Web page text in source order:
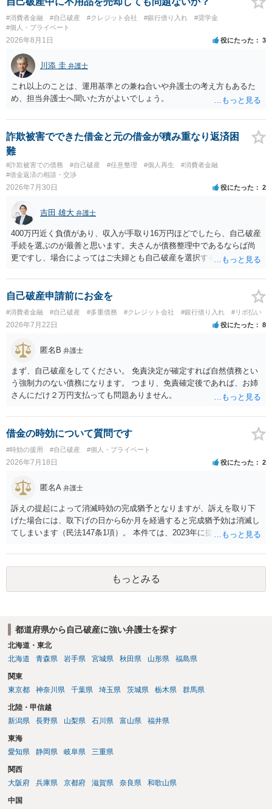
#消費者金融 #自己破産 #クレジット会社 #銀行借り入れ
#奨学金
#個人・プライベート
2026年8月1日 役にたった 3
川添 圭 弁護士
これ以上のことは、運用基準との兼ね合いや弁護士の考え方もあるた
め、担当弁護士へ聞いた方がよいでしょう。
詐欺被害でできた借金と元の借金が積み重なり返済困
難
#詐欺被害での債務 #自己破産 #任意整理 #個人再生
#消費者金融
#借金返済の相談・交渉
2026年7月30日 役にたった 2
吉田 雄大 弁護士
400万円近く負債があり、収入が手取り16万円ほどでしたら、自己破産
手続を選ぶのが最善と思います。夫さんが債務整理中であるならば尚
更ですし、場合によってはご夫婦とも自己破産を選択する方法もある
自己破産申請前にお金を
#消費者金融 #自己破産 #多重債務 #クレジット会社 #銀行借り入れ #リボ払い
2026年7月22日 役にたった 8
匿名B 弁護士
まず、自己破産をしてください。 免責決定が確定すれば自然債務とい
う強制力のない債務になります。 つまり、免責確定後であれば、お姉
さんにだけ２万円支払っても問題ありません。
借金の時効について質問です
#時効の援用 #自己破産 #個人・プライベート
2026年7月18日 役にたった 2
匿名A 弁護士
訴えの提起によって消滅時効の完成猶予となりますが、訴えを取り下
げた場合には、取下げの日から6か月を経過すると完成猶予効は消滅し
てしまいます（民法147条1項）。 本件ては、2023年に提訴された債権
権者については取下げ日から6か月以内に再提訴しなければやはり時効
は更新しないことになります。ただし、消滅時効の起算点は、不払い
日ではなく期限の利益喪失日（通常は所定の分割の支払期日から1～2
か月程度経過しても支払いがなければ一括返済可能という契約になっ
もっとみる
都道府県から自己破産に強い弁護士を探す
北海道・東北
北海道
青森県 岩手県 宮城県 秋田県 山形県 福島県
関東
東京都
神奈川県 千葉県 埼玉県 茨城県 栃木県 群馬県
北陸・甲信越
新潟県
長野県 山梨県 石川県 富山県 福井県
東海
愛知県
静岡県 岐阜県 三重県
関西
大阪府
兵庫県 京都府 滋賀県 奈良県 和歌山県
中国